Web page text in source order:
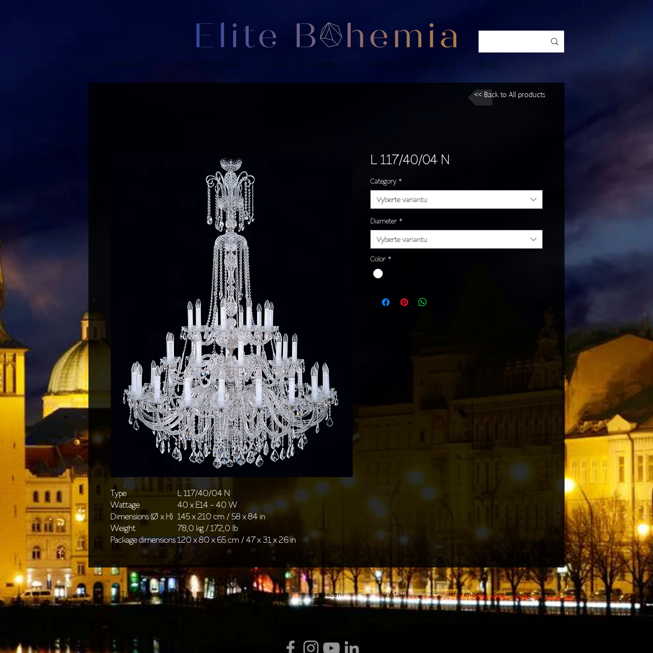
Tradiční lustry Designová svítidla O nás Ke stažení Kontakt Reference Blog
Type
L 117/40/04 N
Wattage
40 x E14 - 40 W
Dimensions (Ø x H) 145 x 210 cm / 58 x 84 in
Weight
78,0 kg / 172,0 lb
Package dimensions120 x 80 x 65 cm / 47 x 31 x 26 in
L 117/40/04 N
Category *
Vyberte variantu
Diameter *
Vyberte variantu
Color *
<< Back to All products
Tradiční lustry Designová svítidla Ke stažení Kontakt Reference Blog